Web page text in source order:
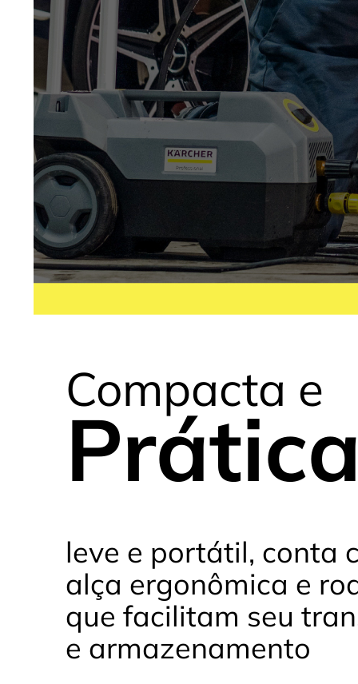
Compacta e
leve e portátil, conta
alça ergonômica e
que facilitam seu
e armazenamento